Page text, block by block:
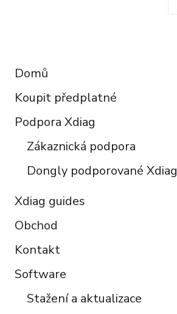
Domů
Koupit předplatné
Podpora Xdiag
Zákaznická podpora
Dongly podporované Xdiag
Xdiag guides
Obchod
Kontakt
Software
Stažení a aktualizace